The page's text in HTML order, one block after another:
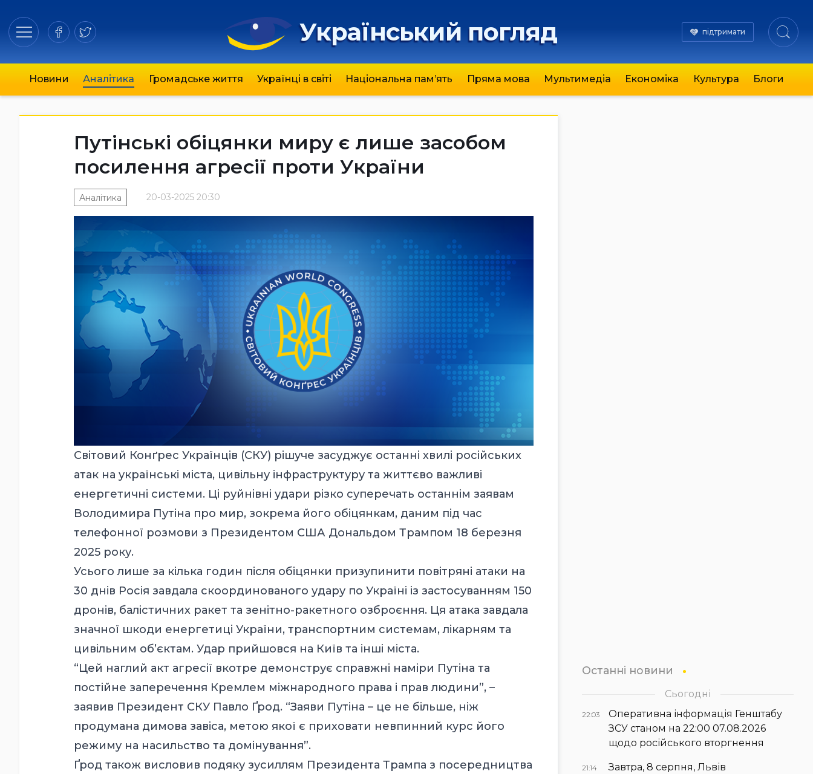
Український погляд підтримати
Новини Аналітика Громадське життя Українці в світі Національна пам’ять Пряма мова Мультимедіа Економіка Культура Блоги
Путінські обіцянки миру є лише засобом
посилення агресії проти України
20-03-2025 20:30
Аналітика
Світовий Конґрес Українців (СКУ) рішуче засуджує останні хвилі російських
атак на українські міста, цивільну інфраструктуру та життєво важливі
енергетичні системи. Ці руйнівні удари різко суперечать останнім заявам
Володимира Путіна про мир, зокрема його обіцянкам, даним під час
телефонної розмови з Президентом США Дональдом Трампом 18 березня
2025 року.
Усього лише за кілька годин після обіцянки призупинити повітряні атаки на
30 днів Росія завдала скоординованого удару по Україні із застосуванням 150
дронів, балістичних ракет та зенітно-ракетного озброєння. Ця атака завдала
значної шкоди енергетиці України, транспортним системам, лікарням та
цивільним об’єктам. Удар прийшовся на Київ та інші міста.
“Цей наглий акт агресії вкотре демонструє справжні наміри Путіна та
постійне заперечення Кремлем міжнародного права і прав людини”, –
заявив Президент СКУ Павло Ґрод. “Заяви Путіна – це не більше, ніж
продумана димова завіса, метою якої є приховати невпинний курс його
режиму на насильство та домінування”.
Ґрод також висловив подяку зусиллям Президента Трампа з посередництва
Останні новини
Сьогодні
22:03
Оперативна інформація Генштабу
ЗСУ станом на 22:00 07.08.2026
щодо російського вторгнення
21:14
Завтра, 8 серпня, Львів